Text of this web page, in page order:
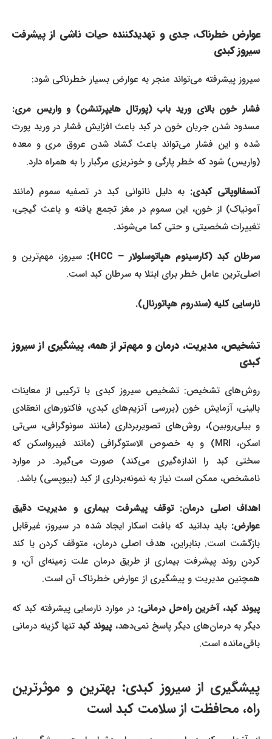
عوارض خطرناک، جدی و تهدیدکننده حیات ناشی از پیشرفت
سیروز کبدی
سیروز پیشرفته می‌تواند منجر به عوارض بسیار خطرناکی شود:
فشار خون بالای ورید باب (پورتال هایپرتنشن) و واریس مری:
مسدود شدن جریان خون در کبد باعث افزایش فشار در ورید پورت
شده و این فشار می‌تواند باعث گشاد شدن عروق مری و معده
(واریس) شود که خطر پارگی و خونریزی مرگبار را به همراه دارد.
آنسفالوپاتی کبدی:به دلیل ناتوانی کبد در تصفیه سموم (مانند
آمونیاک) از خون، این سموم در مغز تجمع یافته و باعث گیجی،
تغییرات شخصیتی و حتی کما می‌شوند.
سرطان کبد (کارسینوم هپاتوسلولار – HCC):
سیروز، مهم‌ترین و
اصلی‌ترین عامل خطر برای ابتلا به سرطان کبد است.
نارسایی کلیه (سندروم هپاتورنال).
تشخیص، مدیریت، درمان و مهم‌تر از همه، پیشگیری از سیروز
کبدی
روش‌های تشخیص: تشخیص سیروز کبدی با ترکیبی از معاینات
بالینی، آزمایش خون (بررسی آنزیم‌های کبدی، فاکتورهای انعقادی
و بیلی‌روبین)، روش‌های تصویربرداری (مانند سونوگرافی، سی‌تی
اسکن، MRI) و به خصوص الاستوگرافی (مانند فیبرواسکن که
سختی کبد را اندازه‌گیری می‌کند) صورت می‌گیرد. در موارد
نامشخص، ممکن است نیاز به نمونه‌برداری از کبد (بیوپسی) باشد.
اهداف اصلی درمان: توقف پیشرفت بیماری و مدیریت دقیق
عوارض:باید بدانید که بافت اسکار ایجاد شده در سیروز، غیرقابل
بازگشت است. بنابراین، هدف اصلی درمان، متوقف کردن یا کند
کردن روند پیشرفت بیماری از طریق درمان علت زمینه‌ای آن، و
همچنین مدیریت و پیشگیری از عوارض خطرناک آن است.
پیوند کبد، آخرین راه‌حل درمانی:در موارد نارسایی پیشرفته کبد که
دیگر به درمان‌های دیگر پاسخ نمی‌دهد،پیوند کبدتنها گزینه درمانی
باقی‌مانده است.
پیشگیری از سیروز کبدی: بهترین و موثرترین
راه، محافظت از سلامت کبد است